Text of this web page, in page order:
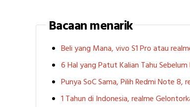
Bacaan menarik
Beli yang Mana, vivo S1 Pro atau
6 Hal yang Patut Kalian Tahu Sebelum
Punya SoC Sama, Pilih Redmi Note 8,
1 Tahun di Indonesia, realme